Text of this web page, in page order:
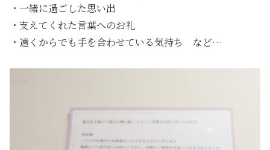
・一緒に過ごした思い出
・支えてくれた言葉へのお礼
・遠くからでも手を合わせている気持ち など…